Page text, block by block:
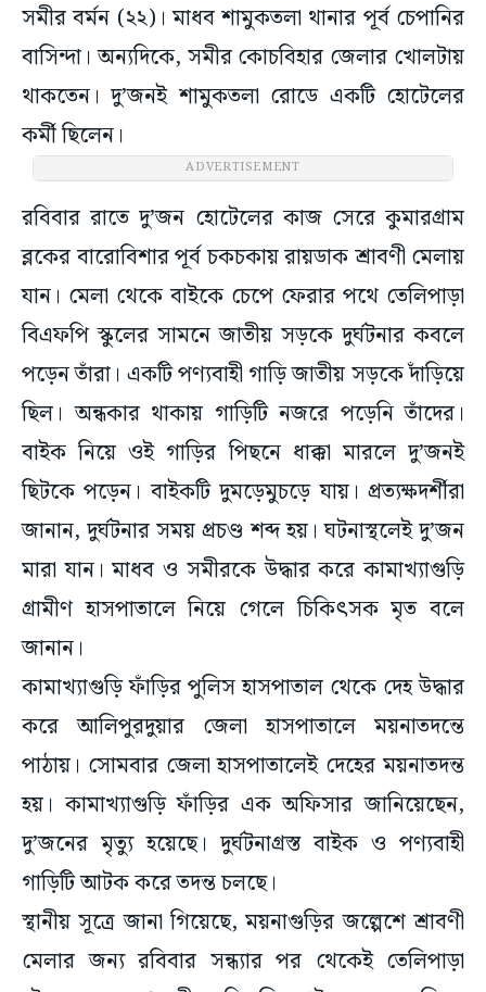
সমীর বর্মন (২২)। মাধব শামুকতলা থানার পূর্ব চেপানির
বাসিন্দা। অন্যদিকে, সমীর কোচবিহার জেলার খোলটায়
থাকতেন। দু’জনই শামুকতলা রোডে একটি হোটেলের
কর্মী ছিলেন।
ADVERTISEMENT
রবিবার রাতে দু’জন হোটেলের কাজ সেরে কুমারগ্রাম
ব্লকের বারোবিশার পূর্ব চকচকায় রায়ডাক শ্রাবণী মেলায়
যান। মেলা থেকে বাইকে চেপে ফেরার পথে তেলিপাড়া
বিএফপি স্কুলের সামনে জাতীয় সড়কে দুর্ঘটনার কবলে
পড়েন তাঁরা। একটি পণ্যবাহী গাড়ি জাতীয় সড়কে দাঁড়িয়ে
ছিল। অন্ধকার থাকায় গাড়িটি নজরে পড়েনি তাঁদের।
বাইক নিয়ে ওই গাড়ির পিছনে ধাক্কা মারলে দু’জনই
ছিটকে পড়েন। বাইকটি দুমড়েমুচড়ে যায়। প্রত্যক্ষদর্শীরা
জানান, দুর্ঘটনার সময় প্রচণ্ড শব্দ হয়। ঘটনাস্থলেই দু’জন
মারা যান। মাধব ও সমীরকে উদ্ধার করে কামাখ্যাগুড়ি
গ্রামীণ হাসপাতালে নিয়ে গেলে চিকিৎসক মৃত বলে
জানান।
কামাখ্যাগুড়ি ফাঁড়ির পুলিস হাসপাতাল থেকে দেহ উদ্ধার
করে আলিপুরদুয়ার জেলা হাসপাতালে ময়নাতদন্তে
পাঠায়। সোমবার জেলা হাসপাতালেই দেহের ময়নাতদন্ত
হয়। কামাখ্যাগুড়ি ফাঁড়ির এক অফিসার জানিয়েছেন,
দু’জনের মৃত্যু হয়েছে। দুর্ঘটনাগ্রস্ত বাইক ও পণ্যবাহী
গাড়িটি আটক করে তদন্ত চলছে।
স্থানীয় সূত্রে জানা গিয়েছে, ময়নাগুড়ির জল্পেশে শ্রাবণী
মেলার জন্য রবিবার সন্ধ্যার পর থেকেই তেলিপাড়া